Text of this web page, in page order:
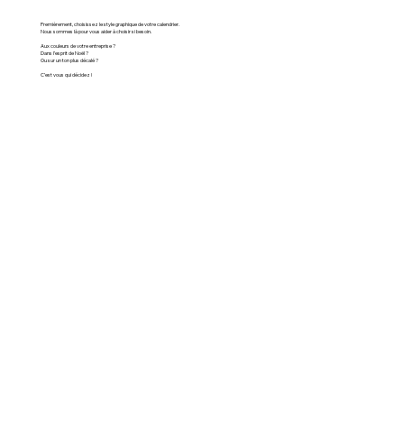
Premièrement, choisissez le style graphique de votre calendrier.
Nous sommes là pour vous aider à choisir si besoin.
Aux couleurs de votre entreprise ?
Dans l’esprit de Noël ?
Ou sur un ton plus décalé ?
C’est vous qui décidez !